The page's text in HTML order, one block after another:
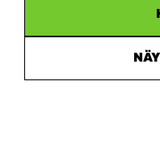
ikkunassaInstagram